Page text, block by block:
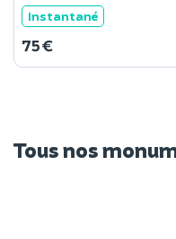
Instantané
75 €
Tous nos